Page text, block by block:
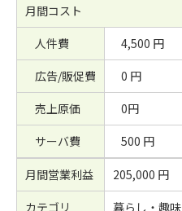
月間コスト
人件費
4,500 円
広告/販促費
0 円
売上原価
0円
サーバ費
500 円
月間営業利益
205,000 円
カテゴリ
暮らし・趣味